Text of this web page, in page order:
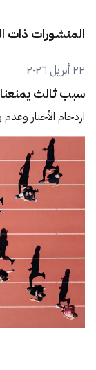
المنشورات ذات
٢٢ أبريل ٢٠٢٦
سبب ثالث يمنعنا
ازدحام الأخبار